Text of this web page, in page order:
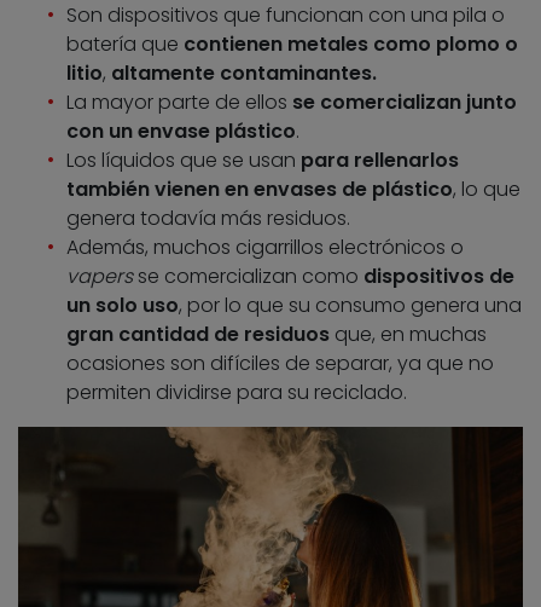
Son dispositivos que funcionan con una pila o
batería que contienen metales como plomo o
litio, altamente contaminantes.
La mayor parte de ellos se comercializan junto
con un envase plástico.
Los líquidos que se usan para rellenarlos
también vienen en envases de plástico, lo que
genera todavía más residuos.
Además, muchos cigarrillos electrónicos o
vapersse comercializan como dispositivos de
un solo uso, por lo que su consumo genera una
gran cantidad de residuos que, en muchas
ocasiones son difíciles de separar, ya que no
permiten dividirse para su reciclado.